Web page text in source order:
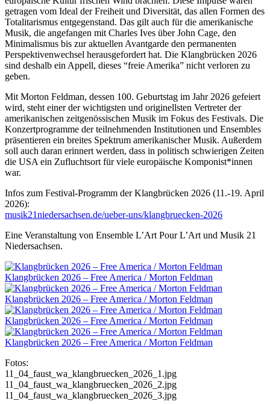
getragen vom Ideal der Freiheit und Diversität, das allen Formen des
Totalitarismus entgegenstand. Das gilt auch für die amerikanische
Musik, die angefangen mit Charles Ives über John Cage, den
Minimalismus bis zur aktuellen Avantgarde den permanenten
Perspektivenwechsel herausgefordert hat. Die Klangbrücken 2026
sind deshalb ein Appell, dieses “freie Amerika” nicht verloren zu
geben.
Mit Morton Feldman, dessen 100. Geburtstag im Jahr 2026 gefeiert
wird, steht einer der wichtigsten und originellsten Vertreter der
amerikanischen zeitgenössischen Musik im Fokus des Festivals. Die
Konzertprogramme der teilnehmenden Institutionen und Ensembles
präsentieren ein breites Spektrum amerikanischer Musik. Außerdem
soll auch daran erinnert werden, dass in politisch schwierigen Zeiten
die USA ein Zufluchtsort für viele europäische Komponist*innen
war.
Infos zum Festival-Programm der Klangbrücken 2026 (11.-19. April
2026):
musik21niedersachsen.de/ueber-uns/klangbruecken-2026
Eine Veranstaltung von Ensemble L’Art Pour L’Art und Musik 21
Niedersachsen.
Klangbrücken 2026 – Free America / Morton Feldman
Klangbrücken 2026 – Free America / Morton Feldman
Klangbrücken 2026 – Free America / Morton Feldman
Klangbrücken 2026 – Free America / Morton Feldman
Fotos:
11_04_faust_wa_klangbruecken_2026_1.jpg
11_04_faust_wa_klangbruecken_2026_2.jpg
11_04_faust_wa_klangbruecken_2026_3.jpg